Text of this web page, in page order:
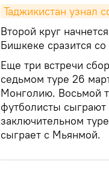
Таджикистан узнал
Второй круг
Бишкеке сразится
Еще три встречи
седьмом туре 26
Монголию. Восьмой
футболисты
заключительном
сыграет с Мьянмой.